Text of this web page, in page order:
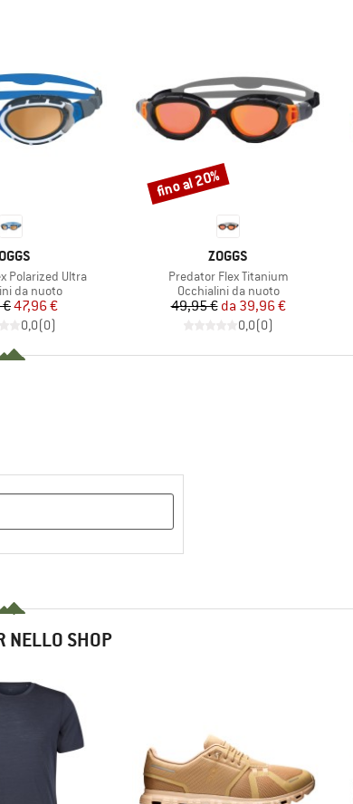
Polarized Ultra
di prodotti
da nuoto
Prezzo
€Prezzo ridotto
47,96 €
0,0(0)
MARCHIO
ZOGGS
Articolo
Predator Flex Titanium
Gruppo di prodotti
Occhialini da nuoto
Prezzo
49,95 € Prezzo ridotto
da 39,96 €
0,0(0)
Sconto
fino al 20%
NELLO SHOP